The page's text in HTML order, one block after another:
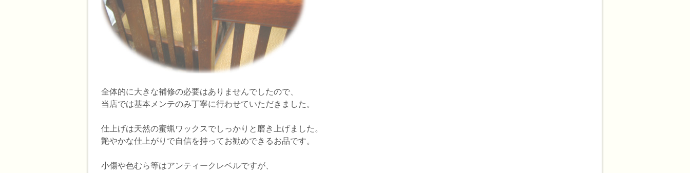
全体的に大きな補修の必要はありませんでしたので、
当店では基本メンテのみ丁寧に行わせていただきました。
仕上げは天然の蜜蝋ワックスでしっかりと磨き上げました。
艶やかな仕上がりで自信を持ってお勧めできるお品です。
小傷や色むら等はアンティークレベルですが、